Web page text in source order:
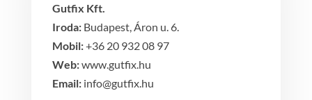
Gutfix Kft.
Iroda:Budapest, Áron u. 6.
Mobil:+36 20 932 08 97
Web:www.gutfix.hu
Email: info@gutfix.hu